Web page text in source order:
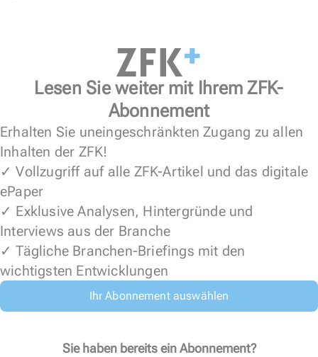
Lesen Sie weiter mit Ihrem ZFK-
Abonnement
Erhalten Sie uneingeschränkten Zugang zu allen
Inhalten der ZFK!
✓ Vollzugriff auf alle ZFK-Artikel und das digitale
ePaper
✓ Exklusive Analysen, Hintergründe und
Interviews aus der Branche
✓ Tägliche Branchen-Briefings mit den
wichtigsten Entwicklungen
Ihr Abonnement auswählen
Sie haben bereits ein Abonnement?